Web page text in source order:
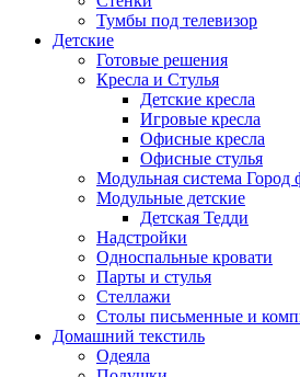
Тумбы под телевизор
Детские
Готовые решения
Кресла и Стулья
Детские кресла
Игровые кресла
Офисные кресла
Офисные стулья
Модульная система Город
Модульные детские
Детская Тедди
Надстройки
Односпальные кровати
Парты и стулья
Стеллажи
Столы письменные и
Домашний текстиль
Одеяла